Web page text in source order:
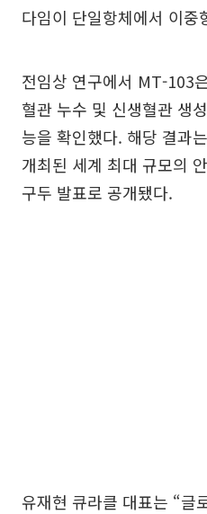
다임이 단일항체에서 이중
전임상 연구에서 MT-103
혈관 누수 및 신생혈관 생
능을 확인했다. 해당 결과
개최된 세계 최대 규모의
구두 발표로 공개됐다.
유재현 큐라클 대표는 “글